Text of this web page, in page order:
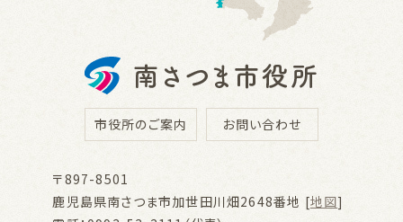
市役所のご案内 お問い合わせ
〒897-8501
鹿児島県南さつま市加世田川畑2648番地 [地図]